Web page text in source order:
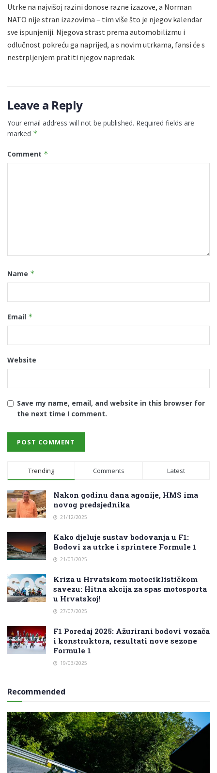
Utrke na najvišoj razini donose razne izazove, a Norman
NATO nije stran izazovima – tim više što je njegov kalendar
sve ispunjeniji. Njegova strast prema automobilizmu i
odlučnost pokreću ga naprijed, a s novim utrkama, fansi će s
nestrpljenjem pratiti njegov napredak.
Leave a Reply
Your email address will not be published. Required fields are
marked *
Comment *
Name *
Email *
Website
Save my name, email, and website in this browser for
the next time I comment.
Trending Comments Latest
Nakon godinu dana agonije, HMS ima
novog predsjednika
21/12/2025
Kako djeluje sustav bodovanja u F1:
Bodovi za utrke i sprintere Formule 1
21/03/2025
Kriza u Hrvatskom motociklističkom
savezu: Hitna akcija za spas motosporta
u Hrvatskoj!
27/07/2025
F1 Poredaj 2025: Ažurirani bodovi vozača
i konstruktora, rezultati nove sezone
Formule 1
19/03/2025
Recommended